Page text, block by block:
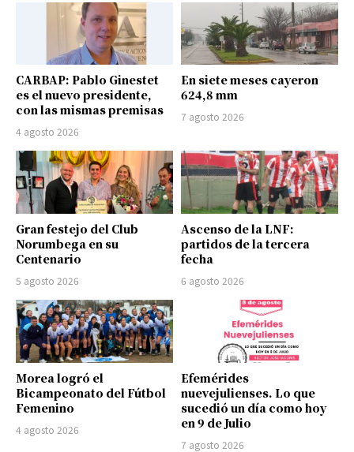
CARBAP: Pablo Ginestet
es el nuevo presidente,
con las mismas premisas
4 agosto 2026
En siete meses cayeron
624,8 mm
7 agosto 2026
Gran festejo del Club
Norumbega en su
Centenario
5 agosto 2026
Ascenso de la LNF:
partidos de la tercera
fecha
6 agosto 2026
Morea logró el
Bicampeonato del Fútbol
Femenino
4 agosto 2026
Efemérides
nuevejulienses. Lo que
sucedió un día como hoy
en 9 de Julio
7 agosto 2026